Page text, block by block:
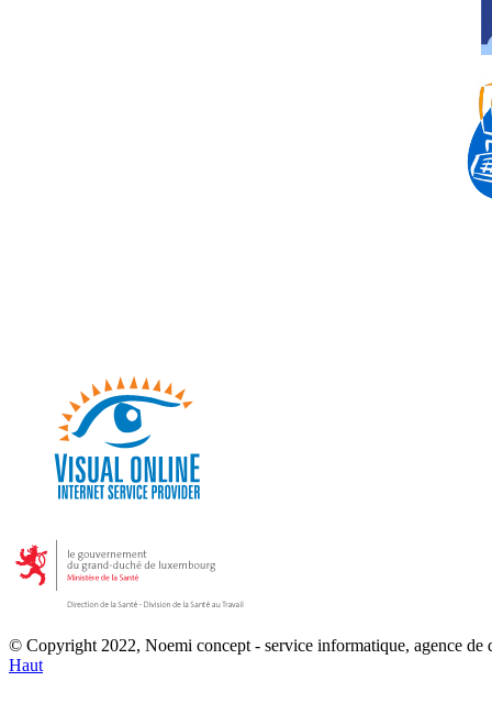
© Copyright 2022, Noemi concept - service informatique, agence
Haut